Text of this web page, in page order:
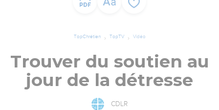
TopChrétien TopTV Vidéo
Trouver du soutien au
jour de la détresse
CDLR